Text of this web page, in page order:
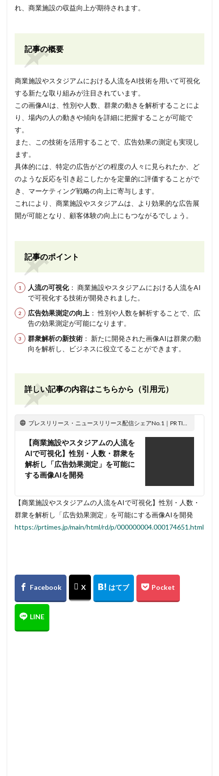
れ、商業施設の収益向上が期待されます。
記事の概要
商業施設やスタジアムにおける人流をAI技術を用いて可視化
する新たな取り組みが注目されています。
この画像AIは、性別や人数、群衆の動きを解析することによ
り、場内の人の動きや傾向を詳細に把握することが可能で
す。
また、この技術を活用することで、広告効果の測定も実現し
ます。
具体的には、特定の広告がどの程度の人々に見られたか、ど
のような反応を引き起こしたかを定量的に評価することがで
き、マーケティング戦略の向上に寄与します。
これにより、商業施設やスタジアムは、より効果的な広告展
開が可能となり、顧客体験の向上にもつながるでしょう。
記事のポイント
人流の可視化： 商業施設やスタジアムにおける人流をAI
で可視化する技術が開発されました。
広告効果測定の向上 ： 性別や人数を解析することで、広
告の効果測定が可能になります。
群衆解析の新技術 ： 新たに開発された画像AIは群衆の動
向を解析し、ビジネスに役立てることができます。
詳しい記事の内容はこちらから（引用元）
プレスリリース・ニュースリリース配信シェアNo.1｜PR TIMES
【商業施設やスタジアムの人流を
AIで可視化】性別・人数・群衆を
解析し「広告効果測定」を可能に
する画像AIを開発
【商業施設やスタジアムの人流をAIで可視化】性別・人数・
群衆を解析し「広告効果測定」を可能にする画像AIを開発
https://prtimes.jp/main/html/rd/p/000000004.000174651.html